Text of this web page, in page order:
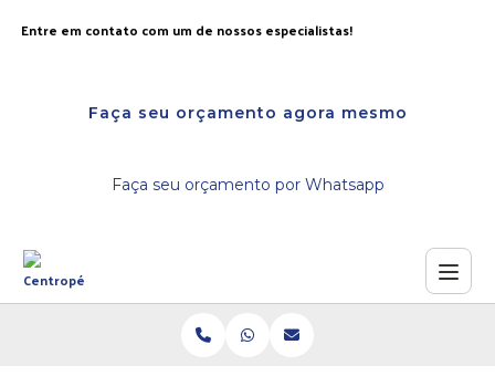
Entre em contato com um de nossos especialistas!
Faça seu orçamento agora mesmo
Faça seu orçamento por Whatsapp